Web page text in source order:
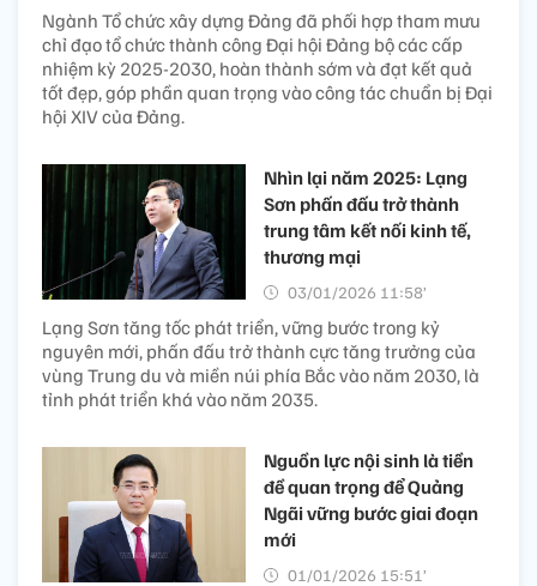
Ngành Tổ chức xây dựng Đảng đã phối hợp tham mưu
chỉ đạo tổ chức thành công Đại hội Đảng bộ các cấp
nhiệm kỳ 2025-2030, hoàn thành sớm và đạt kết quả
tốt đẹp, góp phần quan trọng vào công tác chuẩn bị Đại
hội XIV của Đảng.
Nhìn lại năm 2025: Lạng
Sơn phấn đấu trở thành
trung tâm kết nối kinh tế,
thương mại
03/01/2026 11:58’
Lạng Sơn tăng tốc phát triển, vững bước trong kỷ
nguyên mới, phấn đấu trở thành cực tăng trưởng của
vùng Trung du và miền núi phía Bắc vào năm 2030, là
tỉnh phát triển khá vào năm 2035.
Nguồn lực nội sinh là tiền
đề quan trọng để Quảng
Ngãi vững bước giai đoạn
mới
01/01/2026 15:51’